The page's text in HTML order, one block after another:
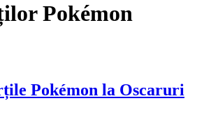
Pokémon
Pokémon la Oscaruri